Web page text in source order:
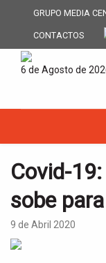
GRUPO MEDIA
CONTACTOS
6 de Agosto de
Covid-
sobe
9 de Abril 2020